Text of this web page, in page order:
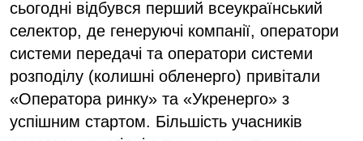
сьогодні відбувся перший всеукраїнський
селектор, де генеруючі компанії, оператори
системи передачі та оператори системи
розподілу (колишні обленерго) привітали
«Оператора ринку» та «Укренерго» з
успішним стартом. Більшість учасників